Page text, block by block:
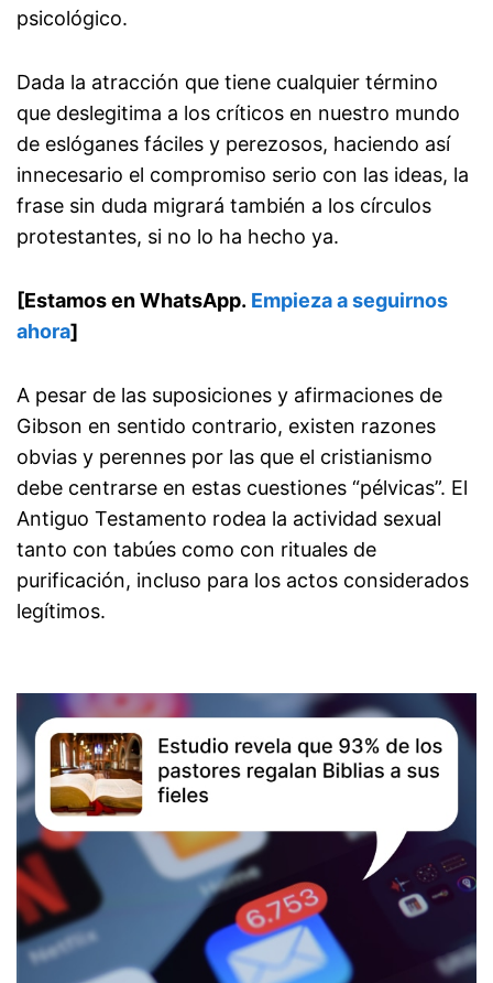
psicológico.
Dada la atracción que tiene cualquier término
que deslegitima a los críticos en nuestro mundo
de eslóganes fáciles y perezosos, haciendo así
innecesario el compromiso serio con las ideas, la
frase sin duda migrará también a los círculos
protestantes, si no lo ha hecho ya.
[Estamos en WhatsApp. Empieza a seguirnos
ahora]
A pesar de las suposiciones y afirmaciones de
Gibson en sentido contrario, existen razones
obvias y perennes por las que el cristianismo
debe centrarse en estas cuestiones “pélvicas”. El
Antiguo Testamento rodea la actividad sexual
tanto con tabúes como con rituales de
purificación, incluso para los actos considerados
legítimos.